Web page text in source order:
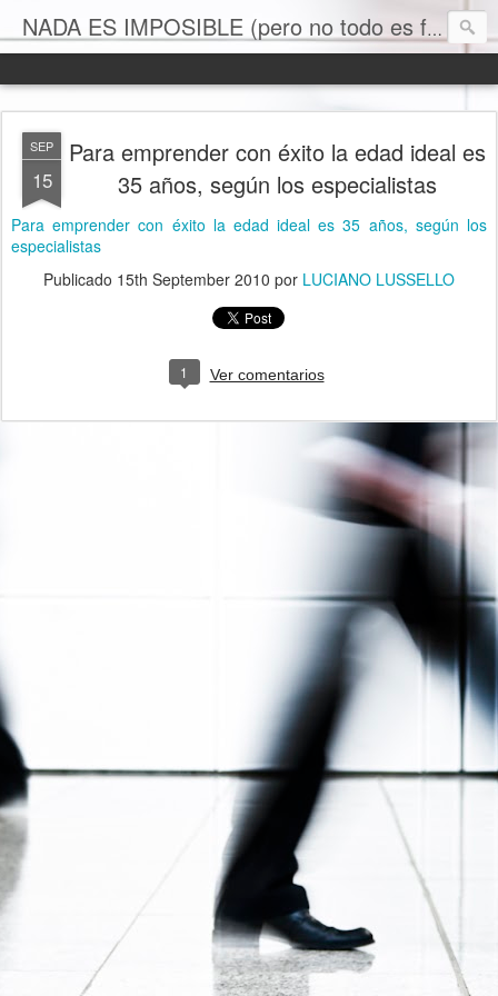
NADA ES IMPOSIBLE (pero no todo es facil)
SEP
15
Para emprender con éxito la edad ideal es
35 años, según los especialistas
Para emprender con éxito la edad ideal es 35 años, según los
especialistas
Publicado 15th September 2010 por LUCIANO LUSSELLO
1 Ver comentarios